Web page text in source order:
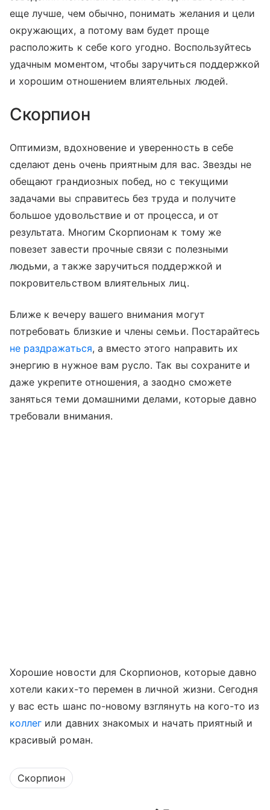
еще лучше, чем обычно, понимать желания и цели
окружающих, а потому вам будет проще
расположить к себе кого угодно. Воспользуйтесь
удачным моментом, чтобы заручиться поддержкой
и хорошим отношением влиятельных людей.
Скорпион
Оптимизм, вдохновение и уверенность в себе
сделают день очень приятным для вас. Звезды не
обещают грандиозных побед, но с текущими
задачами вы справитесь без труда и получите
большое удовольствие и от процесса, и от
результата. Многим Скорпионам к тому же
повезет завести прочные связи с полезными
людьми, а также заручиться поддержкой и
покровительством влиятельных лиц.
Ближе к вечеру вашего внимания могут
потребовать близкие и члены семьи. Постарайтесь
не раздражаться, а вместо этого направить их
энергию в нужное вам русло. Так вы сохраните и
даже укрепите отношения, а заодно сможете
заняться теми домашними делами, которые давно
требовали внимания.
Хорошие новости для Скорпионов, которые давно
хотели каких-то перемен в личной жизни. Сегодня
у вас есть шанс по-новому взглянуть на кого-то из
коллег или давних знакомых и начать приятный и
красивый роман.
Скорпион